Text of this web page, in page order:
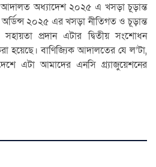
অধ্যাদেশ ২০২৫ এ খসড়া চূড়ান্ত
২০২৫ এর খসড়া নীতিগত ও চূড়ান্ত
প্রদান এটার দ্বিতীয় সংশোধন
বাণিজ্যিক আদালতের যে ল’টা,
এটা আমাদের এনসি গ্র্যাজুয়েশনের